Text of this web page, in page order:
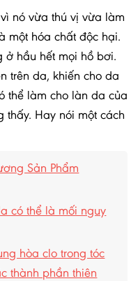
nó vừa thú vị vừa làm
một hóa chất độc hại.
ở hầu hết mọi hồ bơi.
trên da, khiến cho da
thể làm cho làn da của
thấy. Hay nói một cách
Sản Phẩm
có thể là mối nguy
hòa clo trong tóc
thành phần thiên